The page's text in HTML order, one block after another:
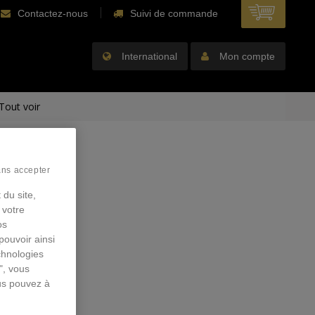
Contactez-nous Suivi de commande
International Mon compte
Tout voir
site,
ainsi
vous
pouvez à
accepter